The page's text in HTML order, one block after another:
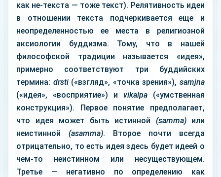
как не-текста — тоже текст). Релятивность идеи
в отношении текста подчеркивается еще и
неопределенностью ее места в религиозной
аксиологии буддизма. Тому, что в нашей
философской традиции называется «идея»,
примерно соответствуют три буддийских
термина: drsti(«взгляд», «точка зрения»),samjna
(«идея», «восприятие») и vikalpa («умственная
конструкция»). Первое понятие предполагает,
что идея может быть истинной (samma)или
неистинной (asamma). Второе почти всегда
отрицательно, то есть идея здесь будет идеей о
чем-то неистинном или несуществующем.
Третье — негативно по определению как